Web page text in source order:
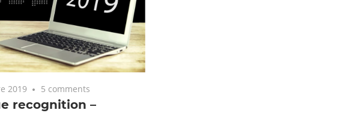
2019 5 comments
recognition –